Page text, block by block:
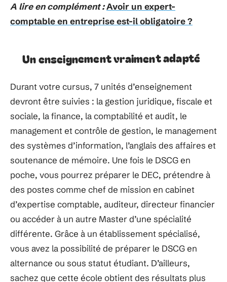
A lire en complément :Avoir un expert-
comptable en entreprise est-il obligatoire ?
Un enseignement vraiment adapté
Durant votre cursus, 7 unités d’enseignement
devront être suivies : la gestion juridique, fiscale et
sociale, la finance, la comptabilité et audit, le
management et contrôle de gestion, le management
des systèmes d’information, l’anglais des affaires et
soutenance de mémoire. Une fois le DSCG en
poche, vous pourrez préparer le DEC, prétendre à
des postes comme chef de mission en cabinet
d’expertise comptable, auditeur, directeur financier
ou accéder à un autre Master d’une spécialité
différente. Grâce à un établissement spécialisé,
vous avez la possibilité de préparer le DSCG en
alternance ou sous statut étudiant. D’ailleurs,
sachez que cette école obtient des résultats plus